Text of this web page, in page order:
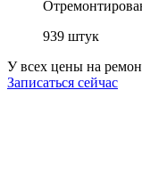
939 штук
У всех цены на
Записаться сейчас